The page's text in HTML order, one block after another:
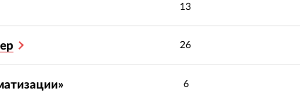
13
26
6